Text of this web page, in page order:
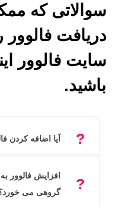
سوالاتی که
دریافت فالوور
سایت فالوور
باشید.
آیا اضافه کردن
افزایش فالوور
گروهی می